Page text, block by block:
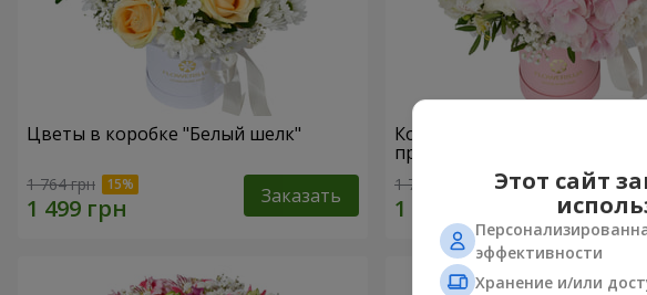
Цветы в коробке "Белый шелк"
1 764 грн Заказать
Композиция "Нежное
прикосновение"
1 732 грн
Этот сайт
эффективности
Хранение и/или